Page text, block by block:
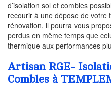
d’isolation sol et combles
recourir à une dépose de votre
rénovation, il pourra vous
perdus en même temps que
thermique aux performances
Artisan RGE-
Combles à